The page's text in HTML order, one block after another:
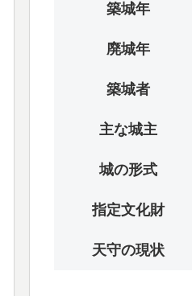
築城年
廃城年
築城者
主な城主
城の形式
指定文化財
天守の現状